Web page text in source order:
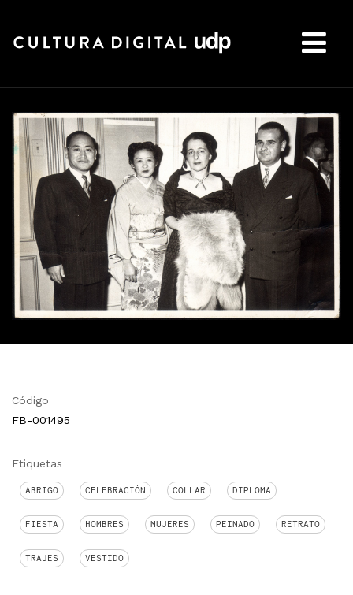
Código
FB-001495
Etiquetas
ABRIGO CELEBRACIÓN COLLAR DIPLOMA
FIESTA HOMBRES MUJERES PEINADO RETRATO
TRAJES VESTIDO